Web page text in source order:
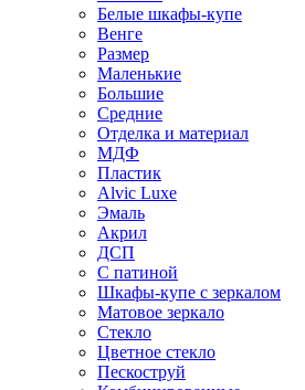
Белые шкафы-купе
Венге
Размер
Маленькие
Большие
Средние
Отделка и материал
МДФ
Пластик
Alvic Luxe
Эмаль
Акрил
ДСП
С патиной
Шкафы-купе с зеркалом
Матовое зеркало
Стекло
Цветное стекло
Пескоструй